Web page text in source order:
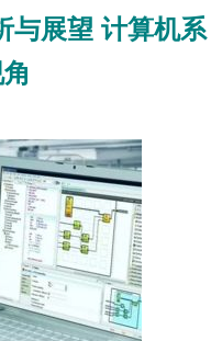
与展望 计算机系